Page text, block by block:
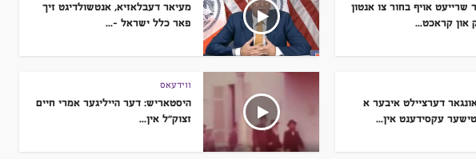
שרייעט אויף בחור צו אנטון
און קראכט...
מעיאר דעבלאזיא, אנטשולדיגט זיך
פאר כלל ישראל –...
דערציילט איבער א
עקסידענט אין...
ווידעאס
היסטאריש: דער הייליגער אמרי חיים
זצוק”ל אין...